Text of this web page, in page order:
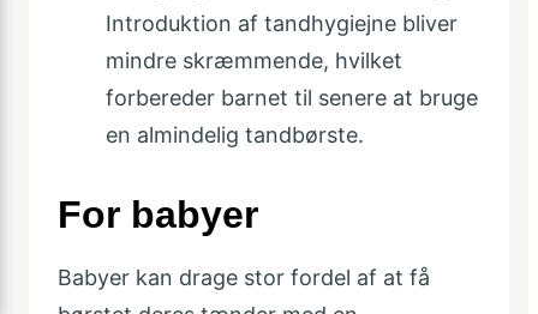
Introduktion af tandhygiejne bliver
mindre skræmmende, hvilket
forbereder barnet til senere at bruge
en almindelig tandbørste.
For babyer
Babyer kan drage stor fordel af at få